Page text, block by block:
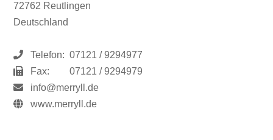
72762 Reutlingen
Deutschland
Telefon: 07121 / 9294977
Fax:
07121 / 9294979
info@merryll.de
www.merryll.de